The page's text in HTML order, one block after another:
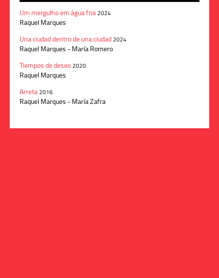
Um mergulho em água fria 2024
Raquel Marques
Una ciudad dentro de una ciudad 2024
Raquel Marques - María Romero
Tiempos de deseo 2020
Raquel Marques
Arreta 2016
Raquel Marques - María Zafra